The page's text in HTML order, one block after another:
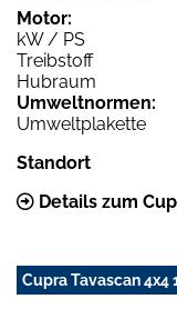
Motor:
kW / PS
Treibstoff
Hubraum
Umweltnormen:
Umweltplakette
Standort
Details zum
Cupra Tavascan 4x4